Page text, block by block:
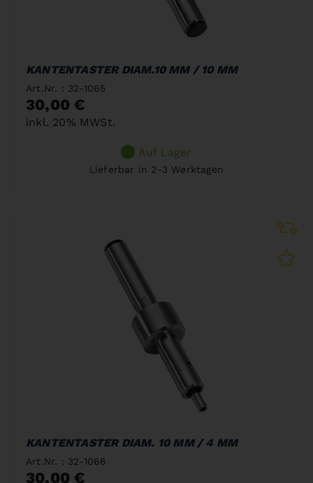
KANTENTASTER DIAM.10 MM / 10 MM
Art.Nr. : 32-1065
30,00 €
inkl. 20% MWSt.
Auf Lager
Lieferbar in 2-3 Werktagen
KANTENTASTER DIAM. 10 MM / 4 MM
Art.Nr. : 32-1066
30,00 €